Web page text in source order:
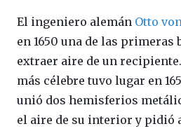
El ingeniero alemán Otto
en 1650 una de las primeras
extraer aire de un
más célebre tuvo lugar en
unió dos hemisferios
el aire de su interior y pidió